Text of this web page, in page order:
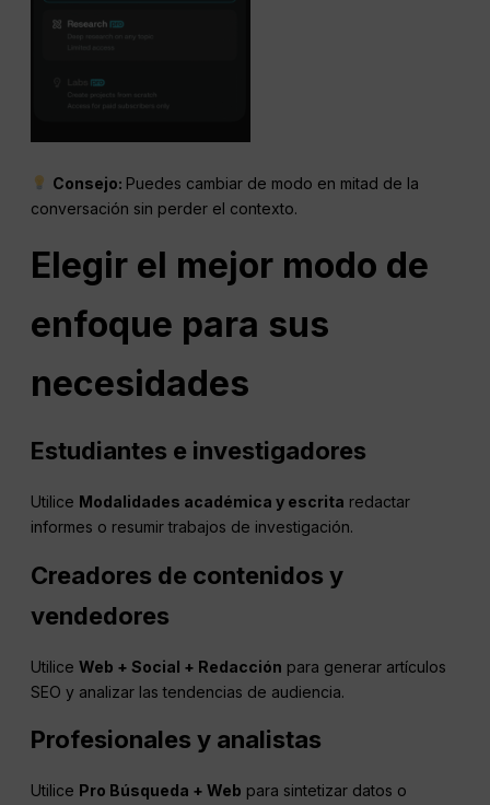
Consejo: Puedes cambiar de modo en mitad de la
conversación sin perder el contexto.
Elegir el mejor modo de
enfoque para sus
necesidades
Estudiantes e investigadores
Utilice Modalidades académica y escrita redactar
informes o resumir trabajos de investigación.
Creadores de contenidos y
vendedores
UtiliceWeb + Social + Redacción para generar artículos
SEO y analizar las tendencias de audiencia.
Profesionales y analistas
Utilice Pro Búsqueda + Web para sintetizar datos o